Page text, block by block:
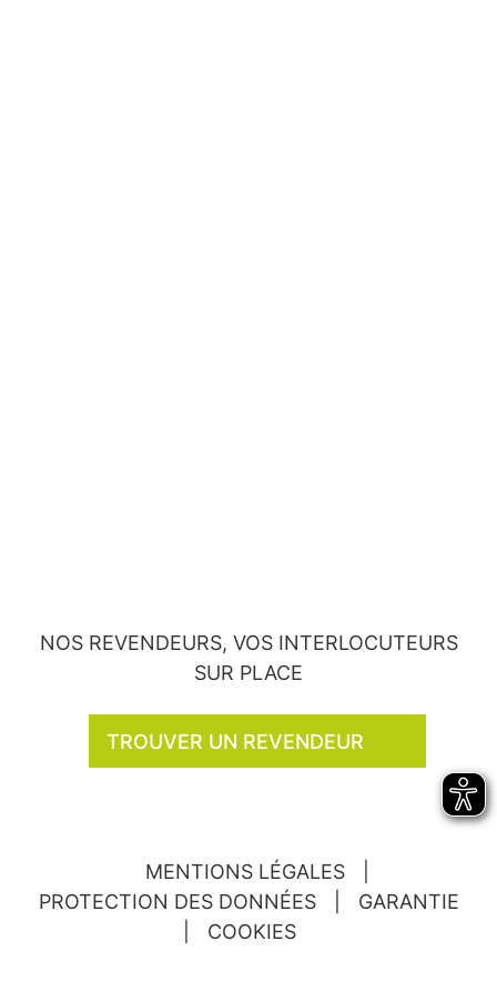
NOS REVENDEURS, VOS INTERLOCUTEURS
SUR PLACE
TROUVER UN REVENDEUR
MENTIONS LÉGALES
PROTECTION DES DONNÉES
GARANTIE
COOKIES